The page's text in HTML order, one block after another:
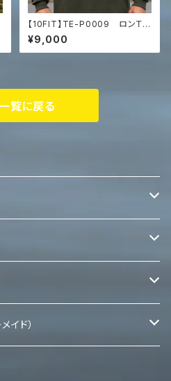
【10FIT】TE-P0009 ロンＴ
トレーニング 筋トレ 長袖シャ
ツ 10FITアートデザイン Pr
emium heavyweight long s
¥9,000
覧に戻る
ド）